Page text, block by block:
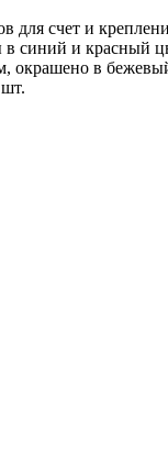
для счет и
и красный
в